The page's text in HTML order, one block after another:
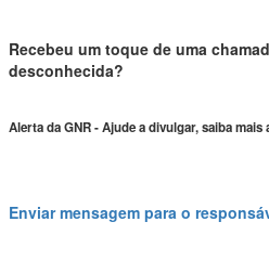
Recebeu um toque de uma
desconhecida?
Alerta da GNR - Ajude a divulgar, saiba mais
Enviar mensagem para o